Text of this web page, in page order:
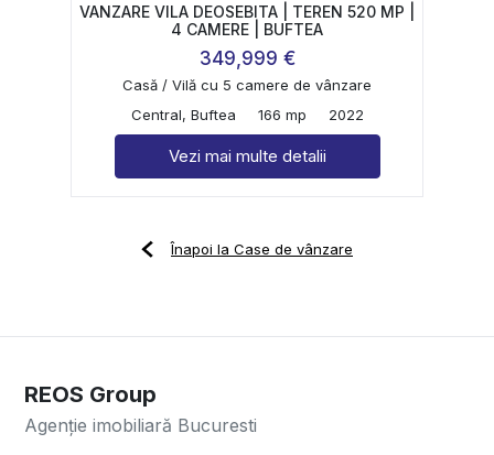
VANZARE VILA DEOSEBITA | TEREN 520 MP |
4 CAMERE | BUFTEA
349,999 €
Casă / Vilă cu 5 camere de vânzare
Central, Buftea
166 mp 2022
Vezi mai multe detalii
Înapoi la Case de vânzare
REOS Group
Agenție imobiliară Bucuresti